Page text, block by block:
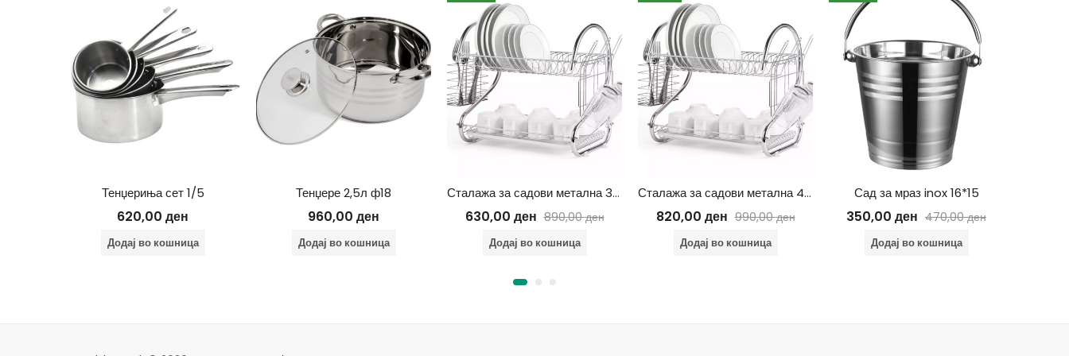
Тенџериња сет 1/5
620,00 ден
Додај во кошница
Тенџере 2,5л ф18
960,00 ден
Додај во кошница
Сталажа за садови метална 36*11*25 cm
630,00 ден 890,00ден
Додај во кошница
Сталажа за садови метална 45*11,5*26 cm
820,00 ден 990,00ден
Додај во кошница
Сад за мраз inox 16*15
350,00 ден 470,00ден
Додај во кошница